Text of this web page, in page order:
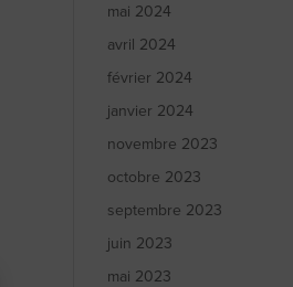
mai 2024
avril 2024
février 2024
janvier 2024
novembre 2023
octobre 2023
septembre 2023
juin 2023
mai 2023